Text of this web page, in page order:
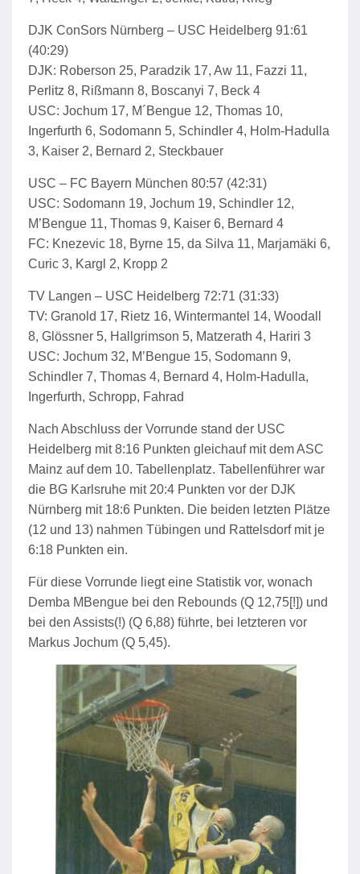
DJK ConSors Nürnberg – USC Heidelberg 91:61
(40:29)
DJK: Roberson 25, Paradzik 17, Aw 11, Fazzi 11,
Perlitz 8, Rißmann 8, Boscanyi 7, Beck 4
USC: Jochum 17, M´Bengue 12, Thomas 10,
Ingerfurth 6, Sodomann 5, Schindler 4, Holm-Hadulla
3, Kaiser 2, Bernard 2, Steckbauer
USC – FC Bayern München 80:57 (42:31)
USC: Sodomann 19, Jochum 19, Schindler 12,
M’Bengue 11, Thomas 9, Kaiser 6, Bernard 4
FC: Knezevic 18, Byrne 15, da Silva 11, Marjamäki 6,
Curic 3, Kargl 2, Kropp 2
TV Langen – USC Heidelberg 72:71 (31:33)
TV: Granold 17, Rietz 16, Wintermantel 14, Woodall
8, Glössner 5, Hallgrimson 5, Matzerath 4, Hariri 3
USC: Jochum 32, M’Bengue 15, Sodomann 9,
Schindler 7, Thomas 4, Bernard 4, Holm-Hadulla,
Ingerfurth, Schropp, Fahrad
Nach Abschluss der Vorrunde stand der USC
Heidelberg mit 8:16 Punkten gleichauf mit dem ASC
Mainz auf dem 10. Tabellenplatz. Tabellenführer war
die BG Karlsruhe mit 20:4 Punkten vor der DJK
Nürnberg mit 18:6 Punkten. Die beiden letzten Plätze
(12 und 13) nahmen Tübingen und Rattelsdorf mit je
6:18 Punkten ein.
Für diese Vorrunde liegt eine Statistik vor, wonach
Demba MBengue bei den Rebounds (Q 12,75[!]) und
bei den Assists(!) (Q 6,88) führte, bei letzteren vor
Markus Jochum (Q 5,45).